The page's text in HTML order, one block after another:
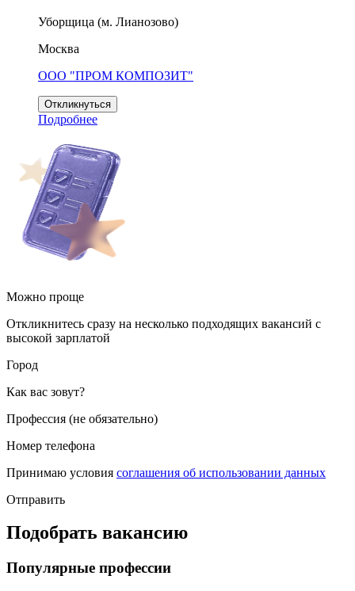
Уборщица (м. Лианозово)
Москва
ООО "ПРОМ КОМПОЗИТ"
Откликнуться
Подробнее
Можно проще
Откликнитесь сразу на несколько подходящих вакансий с
высокой зарплатой
Город
Как вас зовут?
Профессия (не обязательно)
Номер телефона
Принимаю условия соглашения об использовании данных
Отправить
Подобрать вакансию
Популярные профессии